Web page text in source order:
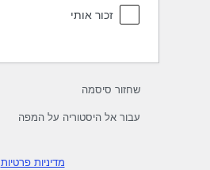
זכור אותי
שחזור סיסמה
עבור אל היסטוריה על המפה
מדיניות פרטיות